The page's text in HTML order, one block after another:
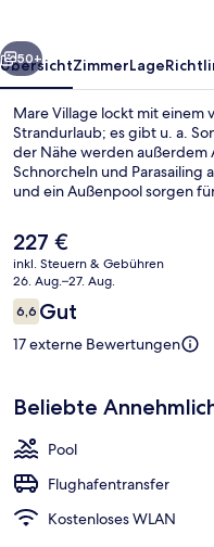
Weiter
50+
ÜbersichtZimmerLage
Mare Village lockt mit einem
Strandurlaub; es gibt u. a.
der Nähe werden außerdem
Schnorcheln und Parasailing
und ein Außenpool sorgen
möchtest. Dank Bar gibt es
das ein oder andere kühle
dieses Hotel mit All-inclusive-
Kinderbecken und eine
Der
aktuelle
Preis
beträgt
227 €.
227 €
inkl. Steuern & Gebühren
26. Aug.–27. Aug.
Bewertungen
6,66,6 von 10.
Gut
17 externe Bewertungen
Beliebte
Pool
Flughafentransfer
Kostenloses WLAN